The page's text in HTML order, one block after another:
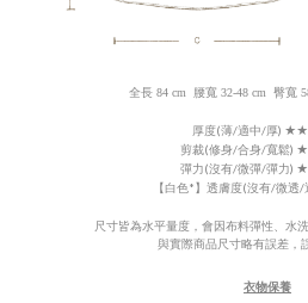
全長 84 cm 腰寬 32-48 cm 臀寬
厚度(薄/適中/厚)
剪裁(修身/合身/寬鬆)
彈力(沒有/微彈/彈力)
【白色*】 透膚度(沒有/微透/
尺寸皆為水平量度，會因布料彈性、水
與實際商品尺寸略有誤差，
衣物保養